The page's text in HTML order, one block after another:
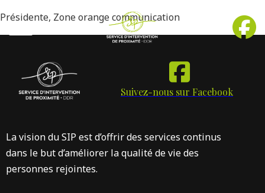
Présidente, Zone orange communication
La vision du SIP est d’offrir des services continus
dans le but d’améliorer la qualité de vie des
personnes rejointes.
Suivez-nous sur Facebook